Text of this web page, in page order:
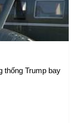
thống Trump bay